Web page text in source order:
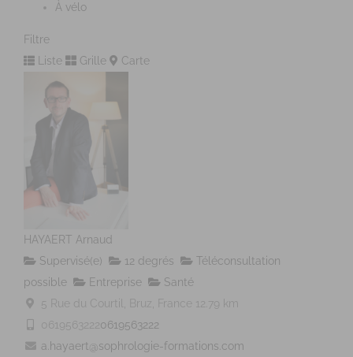
À vélo
Filtre
Liste
Grille Carte
HAYAERT Arnaud
Supervisé(e)
12 degrés
Téléconsultation
possible
Entreprise
Santé
5 Rue du Courtil, Bruz, France
12.79 km
06195632220619563222
a.hayaert@sophrologie-formations.com